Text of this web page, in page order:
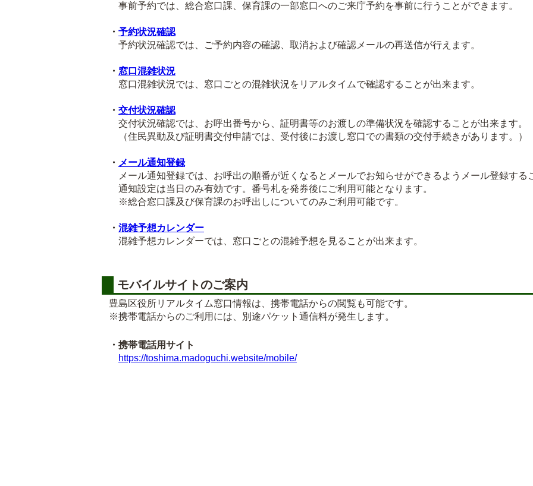
事前予約では、総合窓口課、保育課の一部窓口へのご来庁予約を事前に行うことができます。
・ 予約状況確認
予約状況確認では、ご予約内容の確認、取消および確認メールの再送信が行えます。
・ 窓口混雑状況
窓口混雑状況では、窓口ごとの混雑状況をリアルタイムで確認することが出来ます。
・ 交付状況確認
交付状況確認では、お呼出番号から、証明書等のお渡しの準備状況を確認することが出来ます。
（住民異動及び証明書交付申請では、受付後にお渡し窓口での書類の交付手続きがあります。）
・ メール通知登録
メール通知登録では、お呼出の順番が近くなるとメールでお知らせができるようメール登録する
通知設定は当日のみ有効です。番号札を発券後にご利用可能となります。
※総合窓口課及び保育課のお呼出しについてのみご利用可能です。
・ 混雑予想カレンダー
混雑予想カレンダーでは、窓口ごとの混雑予想を見ることが出来ます。
モバイルサイトのご案内
豊島区役所リアルタイム窓口情報は、携帯電話からの閲覧も可能です。
※携帯電話からのご利用には、別途パケット通信料が発生します。
・携帯電話用サイト
https://toshima.madoguchi.website/mobile/